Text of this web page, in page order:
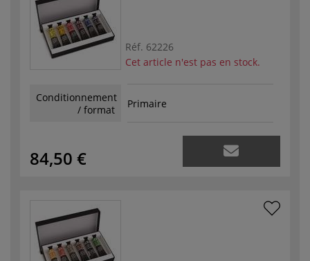
Réf. 62226
Cet article n'est pas en stock.
Conditionnement
/ format
Primaire
84,50 €